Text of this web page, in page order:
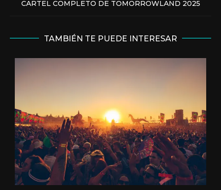
CARTEL COMPLETO DE TOMORROWLAND 2025
TAMBIÉN TE PUEDE INTERESAR